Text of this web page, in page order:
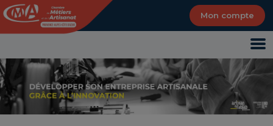
Mon compte
Panneau de gestion des cookies